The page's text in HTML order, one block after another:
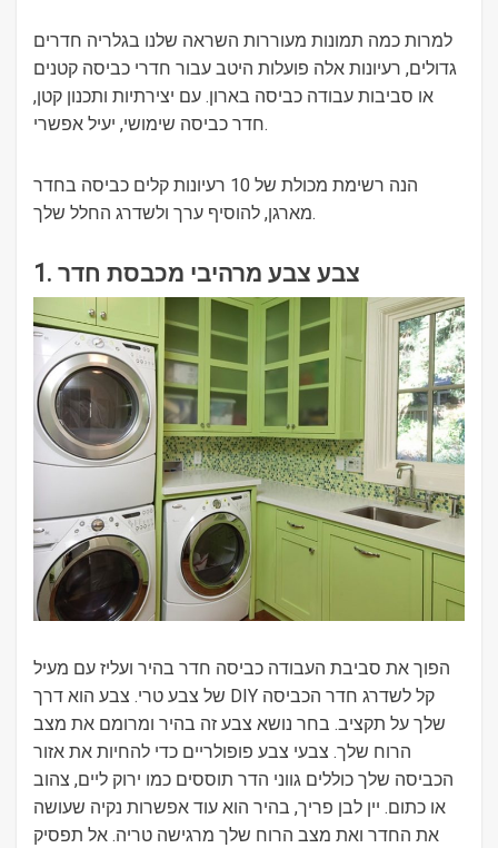
למרות כמה תמונות מעוררות השראה שלנו בגלריה חדרים
גדולים, רעיונות אלה פועלות היטב עבור חדרי כביסה קטנים
או סביבות עבודה כביסה בארון. עם יצירתיות ותכנון קטן,
חדר כביסה שימושי, יעיל אפשרי.
הנה רשימת מכולת של 10 רעיונות קלים כביסה בחדר
מארגן, להוסיף ערך ולשדרג החלל שלך.
1. צבע צבע מרהיבי מכבסת חדר
הפוך את סביבת העבודה כביסה חדר בהיר ועליז עם מעיל
של צבע טרי. צבע הוא דרך DIY קל לשדרג חדר הכביסה
שלך על תקציב. בחר נושא צבע זה בהיר ומרומם את מצב
הרוח שלך. צבעי צבע פופולריים כדי להחיות את אזור
הכביסה שלך כוללים גווני הדר תוססים כמו ירוק ליים, צהוב
או כתום. יין לבן פריך, בהיר הוא עוד אפשרות נקיה שעושה
את החדר ואת מצב הרוח שלך מרגישה טריה. אל תפסיק